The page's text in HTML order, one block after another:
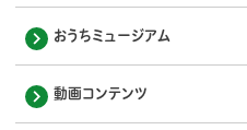
おうちミュージアム
動画コンテンツ